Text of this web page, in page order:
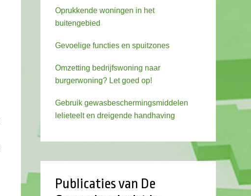
Oprukkende woningen in het
buitengebied
Gevoelige functies en spuitzones
Omzetting bedrijfswoning naar
burgerwoning? Let goed op!
Gebruik gewasbeschermingsmiddelen
lelieteelt en dreigende handhaving
Publicaties van De